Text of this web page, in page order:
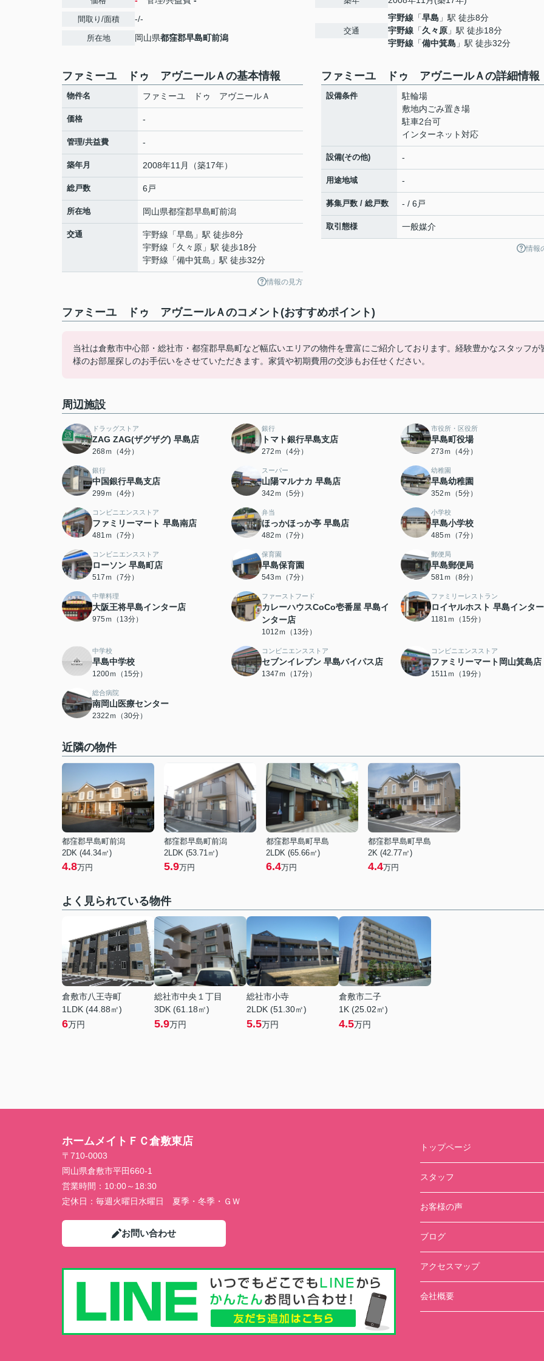
間取り/面積 -/-
所在地 岡山県都窪郡早島町前潟
交通
宇野線 「早島 」駅 徒歩8分
宇野線 「久々原 」駅 徒歩18分
宇野線 「備中箕島 」駅 徒歩32分
ファミーユ ドゥ アヴニールＡの基本情報
物件名 ファミーユ ドゥ アヴニールＡ
価格 -
管理/共益費 -
築年月 2008年11月（築17年）
総戸数 6戸
所在地 岡山県都窪郡早島町前潟
交通 宇野線 「早島 」駅 徒歩8分
宇野線 「久々原 」駅 徒歩18分
宇野線 「備中箕島 」駅 徒歩32分
情報の見方
ファミーユ ドゥ アヴニールＡの詳細情報
設備条件
駐輪場
敷地内ごみ置き場
駐車2台可
インターネット対応
設備(その他) -
用途地域 -
募集戸数 / 総戸数 - / 6戸
取引態様 一般媒介
情報
ファミーユ ドゥ アヴニールＡのコメント(おすすめポイント)
当社は倉敷市中心部・総社市・都窪郡早島町など幅広いエリアの物件を豊富にご紹介しております。経験豊かなスタッフが
様のお部屋探しのお手伝いをさせていただきます。家賃や初期費用の交渉もお任せください。
周辺施設
ドラッグストア
ZAG ZAG(ザグザグ) 早島店
268ｍ（4分）
銀行
トマト銀行早島支店
272ｍ（4分）
市役所・区役所
早島町役場
273ｍ（4分）
銀行
中国銀行早島支店
299ｍ（4分）
スーパー
山陽マルナカ 早島店
342ｍ（5分）
幼稚園
早島幼稚園
352ｍ（5分）
コンビニエンスストア
ファミリーマート 早島南店
481ｍ（7分）
弁当
ほっかほっか亭 早島店
482ｍ（7分）
小学校
早島小学校
485ｍ（7分）
コンビニエンスストア
ローソン 早島町店
517ｍ（7分）
保育園
早島保育園
543ｍ（7分）
郵便局
早島郵便局
581ｍ（8分）
中華料理
大阪王将早島インター店
975ｍ（13分）
ファーストフード
カレーハウスCoCo壱番屋 早島イ
ンター店
1012ｍ（13分）
ファミリーレストラン
ロイヤルホスト 早島インタ
1181ｍ（15分）
中学校
早島中学校
1200ｍ（15分）
コンビニエンスストア
セブンイレブン 早島バイパス店
1347ｍ（17分）
コンビニエンスストア
ファミリーマート岡山箕島店
1511ｍ（19分）
総合病院
南岡山医療センター
2322ｍ（30分）
近隣の物件
都窪郡早島町前潟
2DK (44.34㎡)
4.8万円
都窪郡早島町前潟
2LDK (53.71㎡)
5.9万円
都窪郡早島町早島
2LDK (65.66㎡)
6.4万円
都窪郡早島町早島
2K (42.77㎡)
4.4万円
よく見られている物件
倉敷市八王寺町
1LDK (44.88㎡)
6万円
総社市中央１丁目
3DK (61.18㎡)
5.9万円
総社市小寺
2LDK (51.30㎡)
5.5万円
倉敷市二子
1K (25.02㎡)
4.5万円
ホームメイトＦＣ倉敷東店
〒710-0003
岡山県倉敷市平田660-1
営業時間： 10:00～18:30
定休日： 毎週火曜日水曜日 夏季・冬季・ＧＷ
お問い合わせ
トップページ
スタッフ
お客様の声
ブログ
アクセスマップ
会社概要